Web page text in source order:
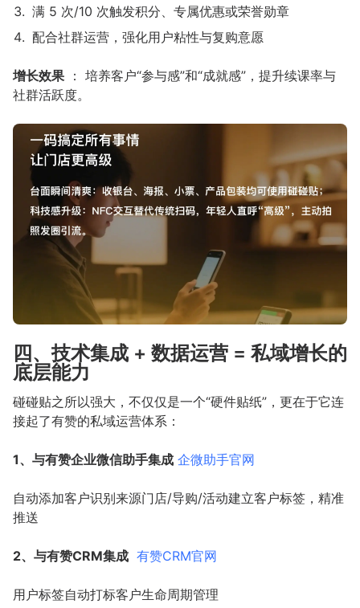
满 5 次/10 次触发积分、专属优惠或荣誉勋章
配合社群运营，强化用户粘性与复购意愿
增长效果 ： 培养客户“参与感”和“成就感”，提升续课率与
社群活跃度。
四、技术集成 + 数据运营 = 私域增长的
底层能力
碰碰贴之所以强大，不仅仅是一个“硬件贴纸”，更在于它连
接起了有赞的私域运营体系：
1、与有赞企业微信助手集成 企微助手官网
自动添加客户识别来源门店/导购/活动建立客户标签，精准
推送
2、与有赞CRM集成 有赞CRM官网
用户标签自动打标客户生命周期管理